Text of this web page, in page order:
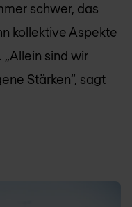
schwer, das
kollektive Aspekte
sind wir
Stärken“, sagt